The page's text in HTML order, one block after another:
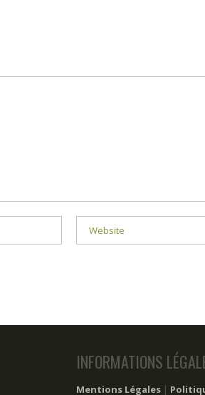
INFORMATIONS
Mentions Légales |